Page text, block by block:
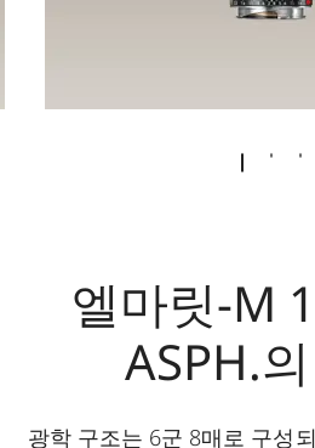
엘마릿-M
ASPH.
광학 구조는 6군 8매로 구성